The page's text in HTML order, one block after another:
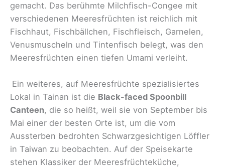
gemacht. Das berühmte Milchfisch-Congee mit
verschiedenen Meeresfrüchten ist reichlich mit
Fischhaut, Fischbällchen, Fischfleisch, Garnelen,
Venusmuscheln und Tintenfisch belegt, was den
Meeresfrüchten einen tiefen Umami verleiht.
Ein weiteres, auf Meeresfrüchte spezialisiertes
Lokal in Tainan ist die Black-faced Spoonbill
Canteen, die so heißt, weil sie von September bis
Mai einer der besten Orte ist, um die vom
Aussterben bedrohten Schwarzgesichtigen Löffler
in Taiwan zu beobachten. Auf der Speisekarte
stehen Klassiker der Meeresfrüchteküche,